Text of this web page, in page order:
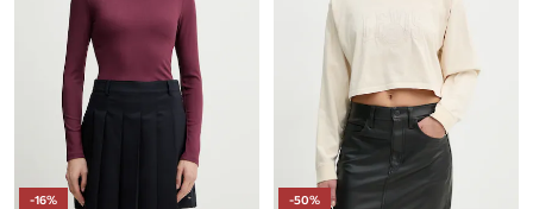
-16%
-50%